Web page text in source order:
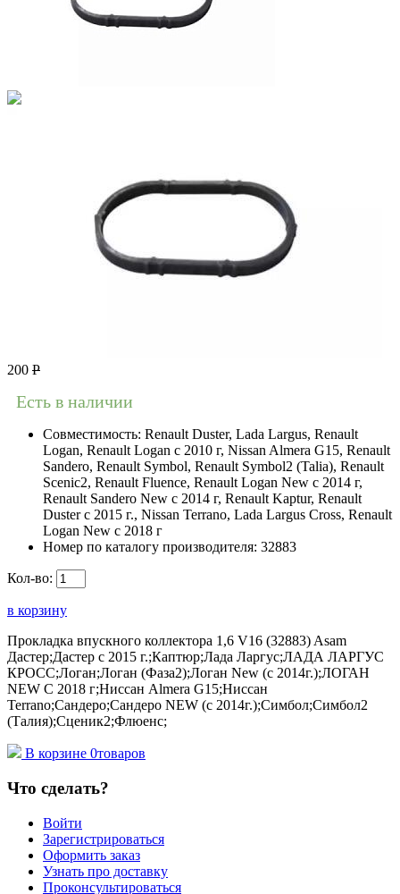
200 Р
Есть в наличии
Совместимость: Renault Duster, Lada Largus, Renault
Logan, Renault Logan c 2010 г, Nissan Almera G15, Renault
Sandero, Renault Symbol, Renault Symbol2 (Talia), Renault
Scenic2, Renault Fluence, Renault Logan New с 2014 г,
Renault Sandero New с 2014 г, Renault Kaptur, Renault
Duster с 2015 г., Nissan Terrano, Lada Largus Cross, Renault
Logan New с 2018 г
Номер по каталогу производителя: 32883
Кол-во:
в корзину
Прокладка впускного коллектора 1,6 V16 (32883) Asam
Дастер;Дастер с 2015 г.;Каптюр;Лада Ларгус;ЛАДА ЛАРГУС
КРОСС;Логан;Логан (Фаза2);Логан New (с 2014г.);ЛОГАН
NEW С 2018 г;Ниссан Almera G15;Ниссан
Terrano;Сандеро;Сандеро NEW (с 2014г.);Симбол;Симбол2
(Талия);Сценик2;Флюенс;
В корзине 0товаров
Что сделать?
Войти
Зарегистрироваться
Оформить заказ
Узнать про доставку
Проконсультироваться